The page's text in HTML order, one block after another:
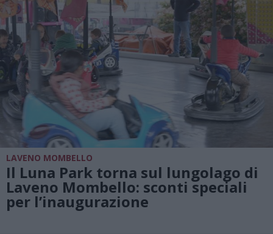
LAVENO MOMBELLO
Il Luna Park torna sul lungolago di
Laveno Mombello: sconti speciali
per l’inaugurazione